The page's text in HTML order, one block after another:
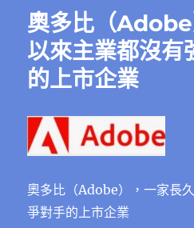
奧多比（
以來主業都沒有
的上市企業
奧多比（Adobe），一家長
爭對手的上市企業